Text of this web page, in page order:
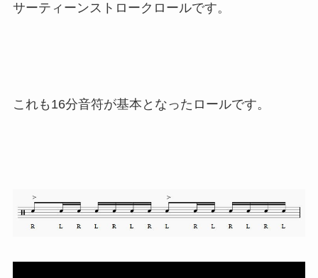
サーティーンストロークロールです。
これも16分音符が基本となったロールです。